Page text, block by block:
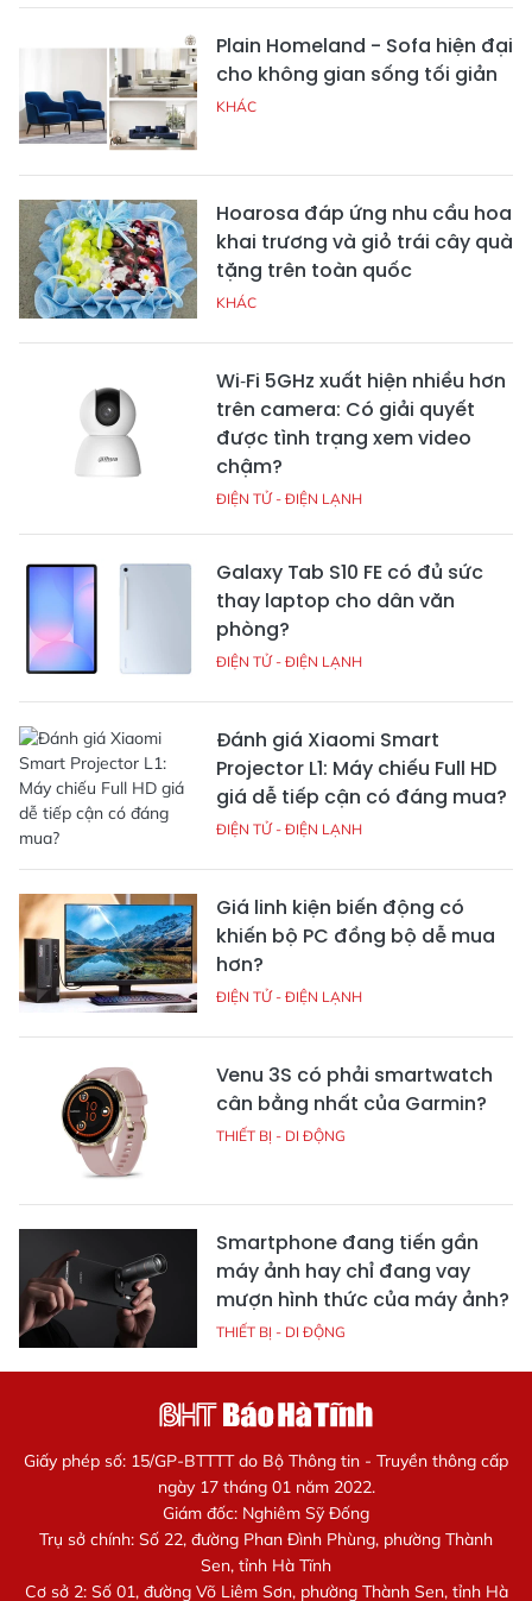
Plain Homeland - Sofa hiện đại
cho không gian sống tối giản
KHÁC
Hoarosa đáp ứng nhu cầu hoa
khai trương và giỏ trái cây quà
tặng trên toàn quốc
KHÁC
Wi‑Fi 5GHz xuất hiện nhiều hơn
trên camera: Có giải quyết
được tình trạng xem video
chậm?
ĐIỆN TỬ - ĐIỆN LẠNH
Galaxy Tab S10 FE có đủ sức
thay laptop cho dân văn
phòng?
ĐIỆN TỬ - ĐIỆN LẠNH
Đánh giá Xiaomi Smart
Projector L1: Máy chiếu Full HD
giá dễ tiếp cận có đáng mua?
ĐIỆN TỬ - ĐIỆN LẠNH
Giá linh kiện biến động có
khiến bộ PC đồng bộ dễ mua
hơn?
ĐIỆN TỬ - ĐIỆN LẠNH
Venu 3S có phải smartwatch
cân bằng nhất của Garmin?
THIẾT BỊ - DI ĐỘNG
Smartphone đang tiến gần
máy ảnh hay chỉ đang vay
mượn hình thức của máy ảnh?
THIẾT BỊ - DI ĐỘNG
Giấy phép số: 15/GP-BTTTT do Bộ Thông tin - Truyền thông cấp
ngày 17 tháng 01 năm 2022.
Giám đốc: Nghiêm Sỹ Đống
Trụ sở chính: Số 22, đường Phan Đình Phùng, phường Thành
Sen, tỉnh Hà Tĩnh
Cơ sở 2: Số 01, đường Võ Liêm Sơn, phường Thành Sen, tỉnh Hà